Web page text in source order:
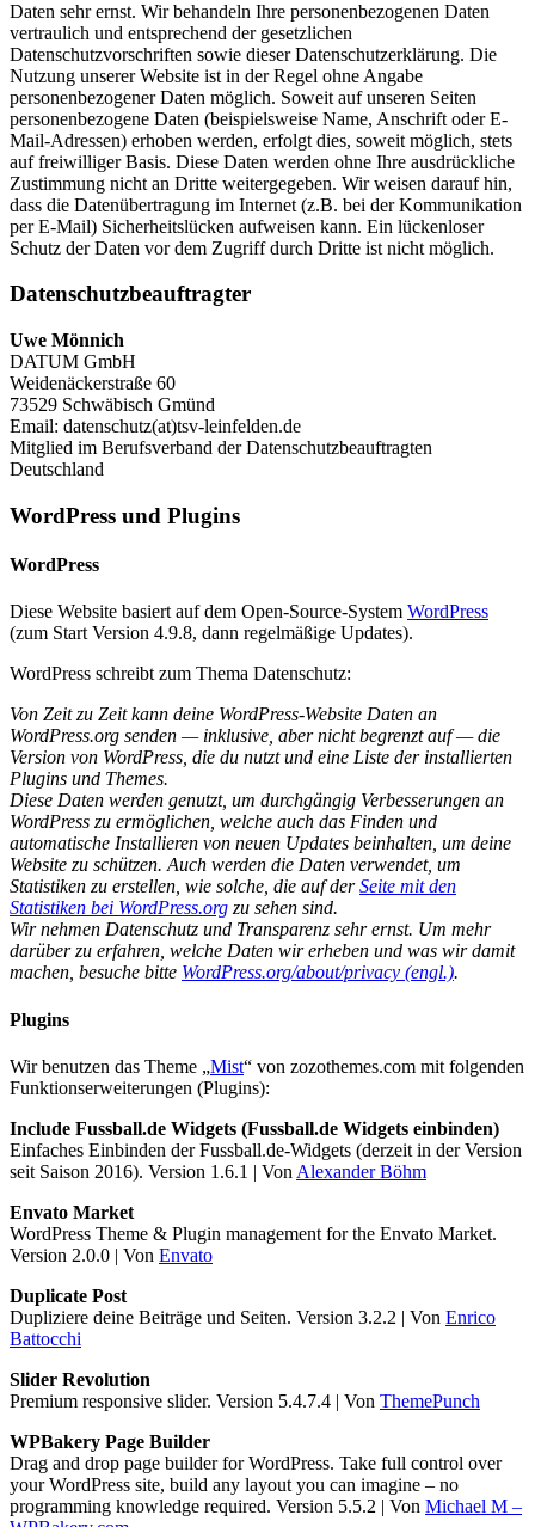
Daten sehr ernst. Wir behandeln Ihre personenbezogenen Daten
vertraulich und entsprechend der gesetzlichen
Datenschutzvorschriften sowie dieser Datenschutzerklärung. Die
Nutzung unserer Website ist in der Regel ohne Angabe
personenbezogener Daten möglich. Soweit auf unseren Seiten
personenbezogene Daten (beispielsweise Name, Anschrift oder E-
Mail-Adressen) erhoben werden, erfolgt dies, soweit möglich, stets
auf freiwilliger Basis. Diese Daten werden ohne Ihre ausdrückliche
Zustimmung nicht an Dritte weitergegeben. Wir weisen darauf hin,
dass die Datenübertragung im Internet (z.B. bei der Kommunikation
per E-Mail) Sicherheitslücken aufweisen kann. Ein lückenloser
Schutz der Daten vor dem Zugriff durch Dritte ist nicht möglich.
Datenschutzbeauftragter
Uwe Mönnich
DATUM GmbH
Weidenäckerstraße 60
73529 Schwäbisch Gmünd
Email: datenschutz(at)tsv-leinfelden.de
Mitglied im Berufsverband der Datenschutzbeauftragten
Deutschland
WordPress und Plugins
WordPress
Diese Website basiert auf dem Open-Source-System WordPress
(zum Start Version 4.9.8, dann regelmäßige Updates).
WordPress schreibt zum Thema Datenschutz:
Von Zeit zu Zeit kann deine WordPress-Website Daten an
WordPress.org senden — inklusive, aber nicht begrenzt auf — die
Version von WordPress, die du nutzt und eine Liste der installierten
Plugins und Themes.
Diese Daten werden genutzt, um durchgängig Verbesserungen an
WordPress zu ermöglichen, welche auch das Finden und
automatische Installieren von neuen Updates beinhalten, um deine
Website zu schützen. Auch werden die Daten verwendet, um
Statistiken zu erstellen, wie solche, die auf derSeite mit den
Statistiken bei WordPress.org zu sehen sind.
Wir nehmen Datenschutz und Transparenz sehr ernst. Um mehr
darüber zu erfahren, welche Daten wir erheben und was wir damit
machen, besuche bitte WordPress.org/about/privacy (engl.).
Plugins
Wir benutzen das Theme „Mist“ von zozothemes.com mit folgenden
Funktionserweiterungen (Plugins):
Include Fussball.de Widgets (Fussball.de Widgets einbinden)
Einfaches Einbinden der Fussball.de-Widgets (derzeit in der Version
seit Saison 2016). Version 1.6.1 | Von Alexander Böhm
Envato Market
WordPress Theme & Plugin management for the Envato Market.
Version 2.0.0 | Von Envato
Duplicate Post
Dupliziere deine Beiträge und Seiten. Version 3.2.2 | Von Enrico
Battocchi
Slider Revolution
Premium responsive slider. Version 5.4.7.4 | Von ThemePunch
WPBakery Page Builder
Drag and drop page builder for WordPress. Take full control over
your WordPress site, build any layout you can imagine – no
programming knowledge required. Version 5.5.2 | Von Michael M –